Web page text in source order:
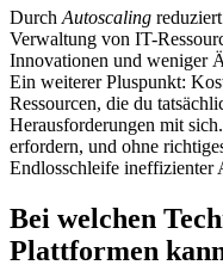
Durch Autoscaling
Verwaltung von IT-
Innovationen und weniger
Ein weiterer Pluspunkt:
Ressourcen, die du
Herausforderungen mit
erfordern, und ohne
Endlosschleife ineffizienter
Bei welchen
Plattformen